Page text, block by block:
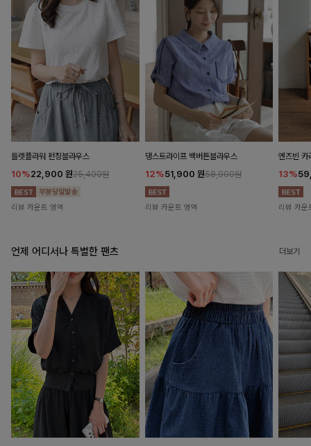
들렛플라워 펀칭블라우스
10%22,900 원25,400원
리뷰 카운트 영역
댕스트라이프 백버튼블라우스
12%51,900 원58,900원
리뷰 카운트 영역
엔즈빈
13%
리뷰 카운
언제 어디서나 특별한 팬츠 더보기